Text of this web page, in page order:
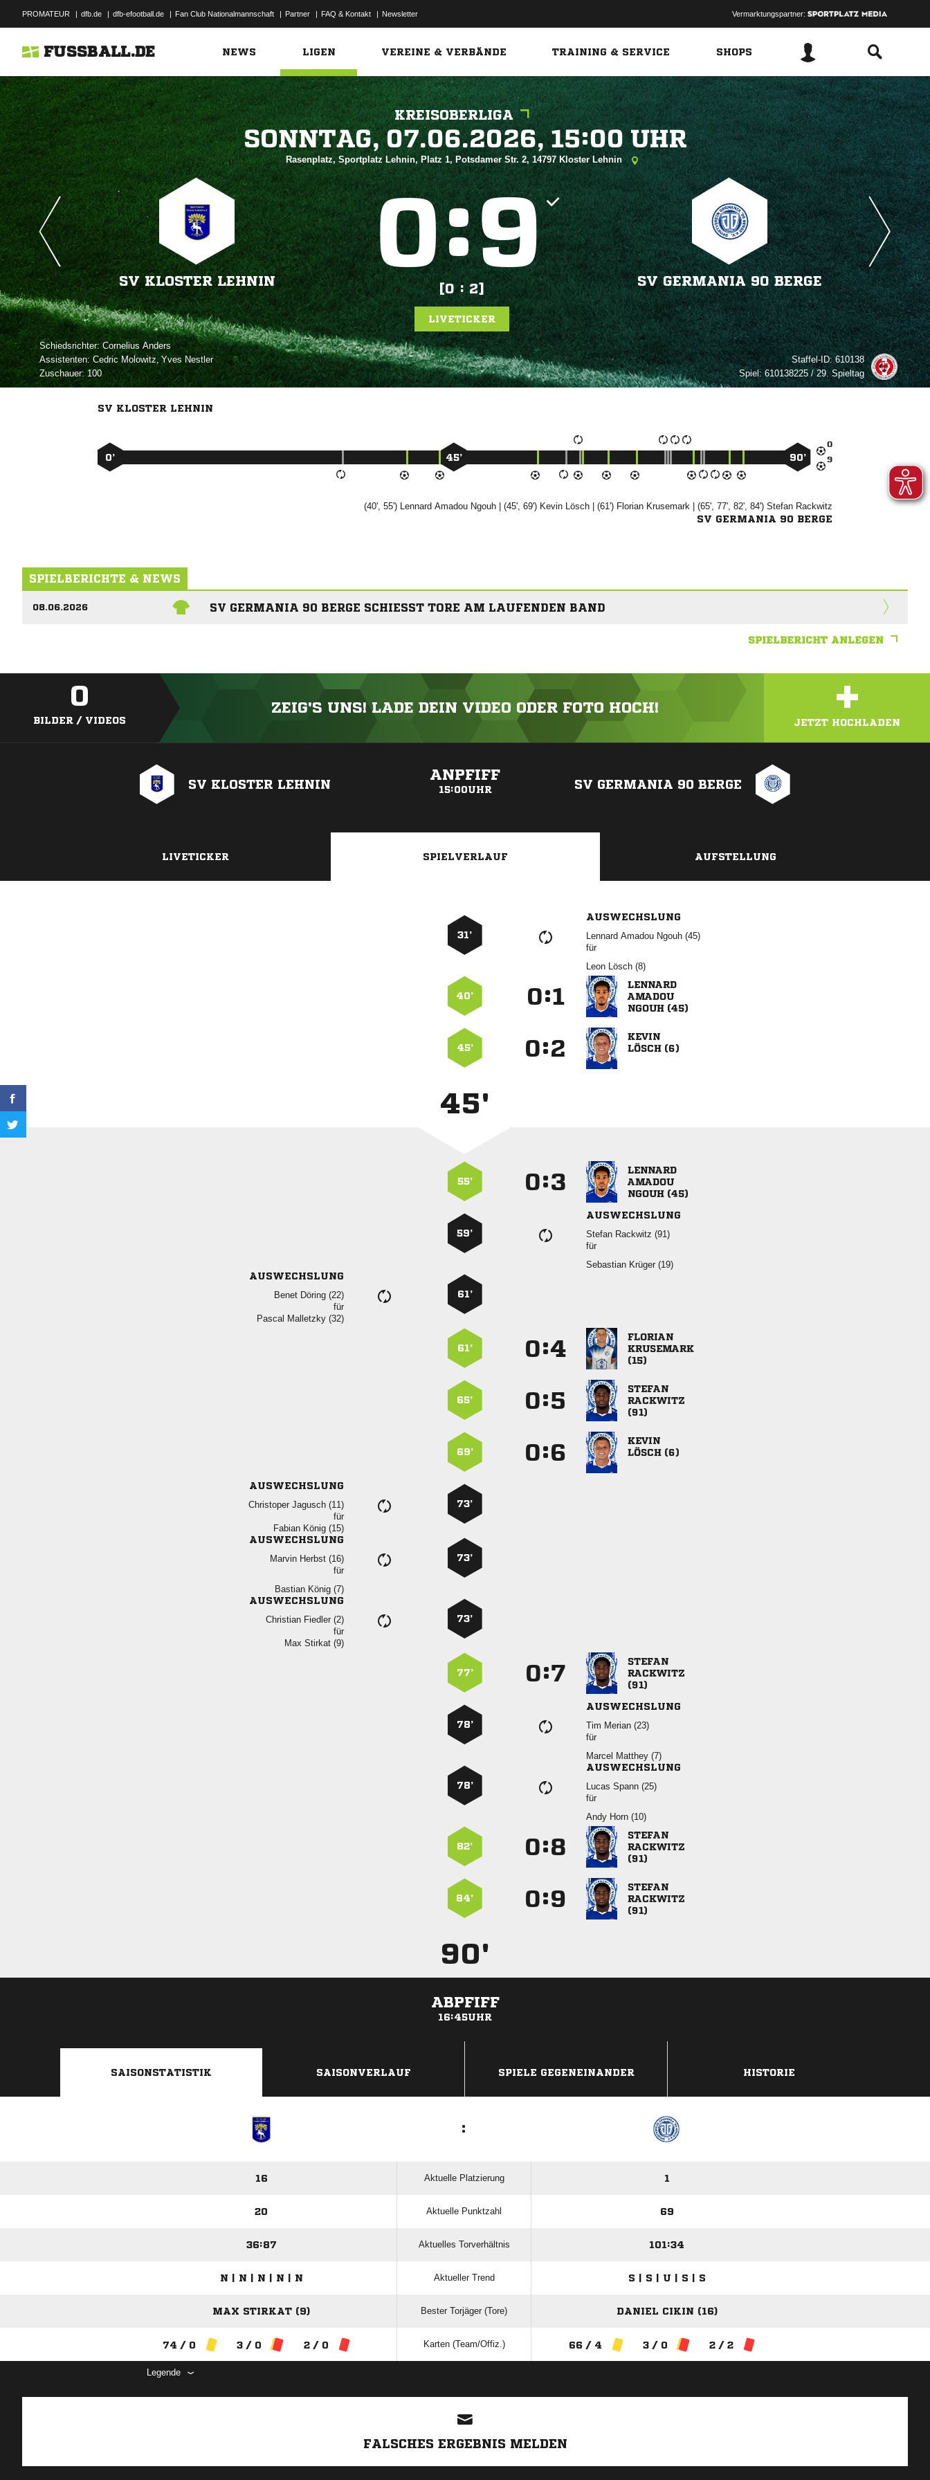
PROMATEUR | dfb.de | dfb-efootball.de | Fan Club Nationalmannschaft | Partner | FAQ & Kontakt | Newsletter Vermarktungspartner:
FUSSBALL.DE NEWS LIGEN VEREINE & VERBÄNDE TRAINING & SERVICE SHOPS
KREISOBERLIGA
   
Rasenplatz, Sportplatz Lehnin, Platz 1, Potsdamer Str. 2, 14797 Kloster Lehnin
SV KLOSTER LEHNIN
:
[0 : 2]
SV GERMANIA 90 BERGE
LIVETICKER
Schiedsrichter: 
Assistenten: ,  
Zuschauer:100
Staffel-ID:610138
Spiel:610138225 / 29. Spieltag
SV KLOSTER LEHNIN


0’ 45’ 90’
(40', 55')    | (45', 69')   | (61')   | (65', 77', 82', 84') 
SV GERMANIA 90 BERGE
SPIELBERICHTE & NEWS
08.06.2026 SV GERMANIA 90 BERGE SCHIESST TORE AM LAUFENDEN BAND
SPIELBERICHT ANLEGEN
0
BILDER / VIDEOS
ZEIG'S UNS! LADE DEIN VIDEO ODER FOTO HOCH! +
JETZT HOCHLADEN
SV KLOSTER LEHNIN
ANPFIFF
15:00UHR SV GERMANIA 90 BERGE
LIVETICKER SPIELVERLAUF AUFSTELLUNG
31’
AUSWECHSLUNG
   
für
  
40’ :


 
45’ :

 
45'
55’ :


 
59’
AUSWECHSLUNG
  
für
  
AUSWECHSLUNG
  
für
  
61’
61’ :



65’ :



69’ :

 
AUSWECHSLUNG
  
für
  
73’
AUSWECHSLUNG
  
für
  
73’
AUSWECHSLUNG
  
für
  
73’
77’ :



78’
AUSWECHSLUNG
  
für
  
78’
AUSWECHSLUNG
  
für
  
82’ :



84’ :



90'
ABPFIFF
16:45UHR
SAISONSTATISTIK SAISONVERLAUF SPIELE GEGENEINANDER HISTORIE
:
16 Aktuelle Platzierung 1
20 Aktuelle Punktzahl 69
36:87 Aktuelles Torverhältnis 101:34
N | N | N | N | N Aktueller Trend S | S | U | S | S
MAX STIRKAT (9) Bester Torjäger (Tore) DANIEL CIKIN (16)
74 / 0 3 / 0 2 / 0 Karten (Team/Offiz.) 66 / 4 3 / 0 2 / 2
Legende
FALSCHES ERGEBNIS MELDEN